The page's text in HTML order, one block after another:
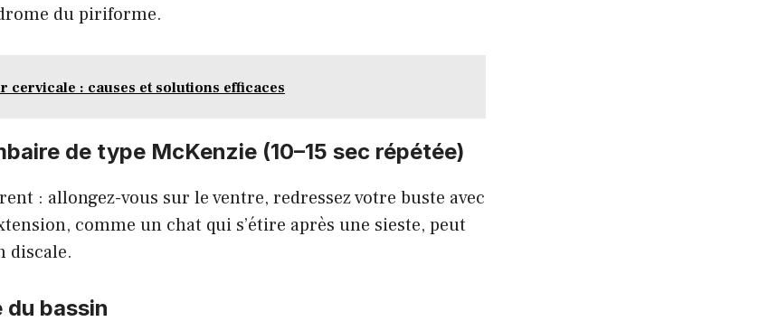
du piriforme.
cervicale : causes et solutions efficaces
de type McKenzie (10–15 sec répétée)
: allongez-vous sur le ventre, redressez votre buste avec
comme un chat qui s’étire après une sieste, peut
discale.
bassin